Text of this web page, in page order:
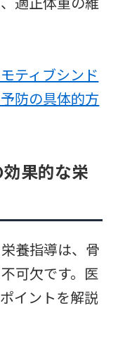
ティブシンド
防の具体的方
果的な栄
養指導は、骨
可欠です。医
イントを解説